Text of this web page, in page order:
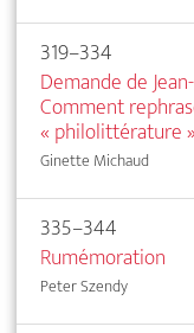
319–334
Demande de
Comment
« philolittérature »
Ginette Michaud
335–344
Rumémoration
Peter Szendy